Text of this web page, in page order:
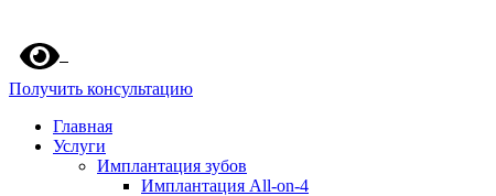
Получить консультацию
Главная
Услуги
Имплантация зубов
Имплантация All-on-4